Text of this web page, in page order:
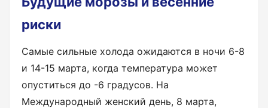
риски
Самые сильные холода ожидаются в ночи 6-8
и 14-15 марта, когда температура может
опуститься до -6 градусов. На
Международный женский день, 8 марта,